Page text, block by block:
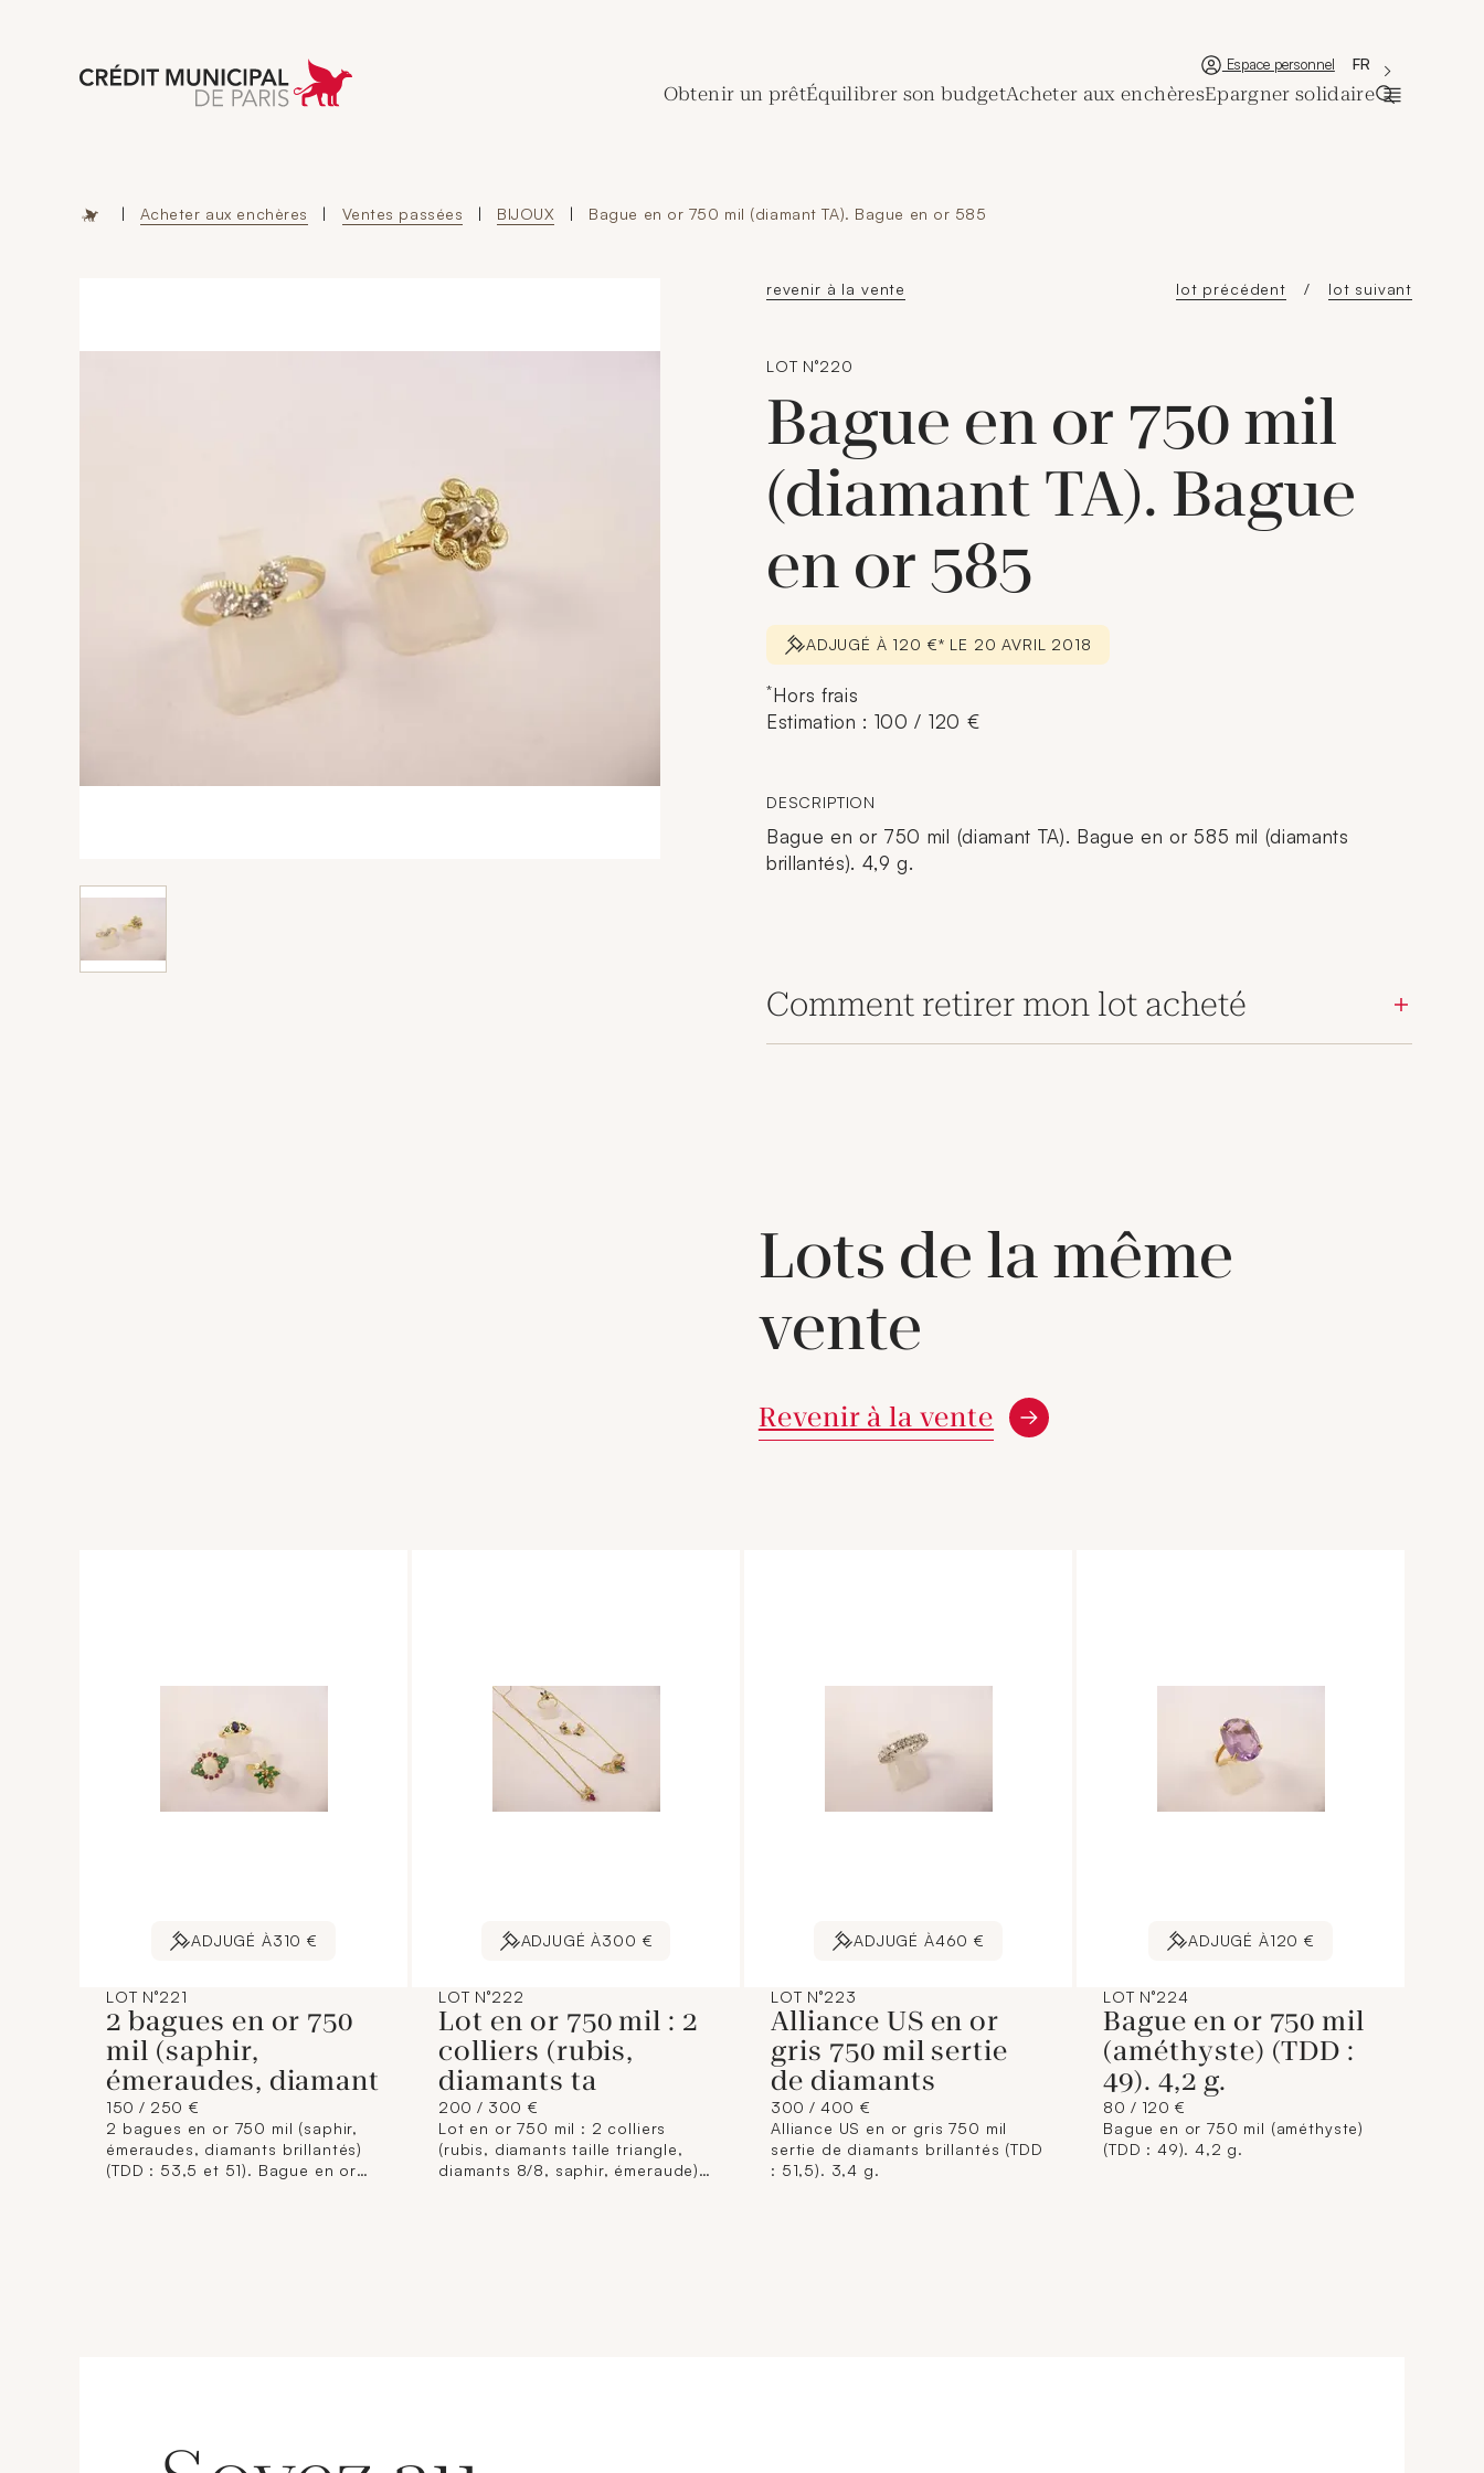
Aller à l'accueil de Crédit Municipal de Paris Nouvelle fenêtre
Espace personnel 'Choisir une
La langue
FR
Obtenir un prêtÉquilibrer son budgetAcheter aux enchèresEpargner solidaire
| Acheter aux enchères | Ventes passées | BIJOUX | Bague en or 750 mil (diamant TA). Bague en or 585
revenir à la vente lot précédent lot suivant
LOT N°220
Bague en or 750 mil
(diamant TA). Bague
en or 585
ADJUGÉ À 120 €* LE 20 AVRIL 2018
*Hors frais
Estimation : 100 / 120 €
DESCRIPTION
Bague en or 750 mil (diamant TA). Bague en or 585 mil (diamants
brillantés). 4,9 g.
Comment retirer mon lot acheté
Lots de la même
vente
Revenir à la vente
ADJUGÉ À310 €
LOT N°221
2 bagues en or 750
mil (saphir,
émeraudes, diamant
150 / 250 €
2 bagues en or 750 mil (saphir,
émeraudes, diamants brillantés)
(TDD : 53,5 et 51). Bague en or
ADJUGÉ À300 €
LOT N°222
Lot en or 750 mil : 2
colliers (rubis,
diamants ta
200 / 300 €
Lot en or 750 mil : 2 colliers
(rubis, diamants taille triangle,
diamants 8/8, saphir, émeraude),
ADJUGÉ À460 €
LOT N°223
Alliance US en or
gris 750 mil sertie
de diamants
300 / 400 €
Alliance US en or gris 750 mil
sertie de diamants brillantés (TDD
: 51,5). 3,4 g.
ADJUGÉ À120 €
LOT N°224
Bague en or 750 mil
(améthyste) (TDD :
49). 4,2 g.
80 / 120 €
Bague en or 750 mil (améthyste)
(TDD : 49). 4,2 g.